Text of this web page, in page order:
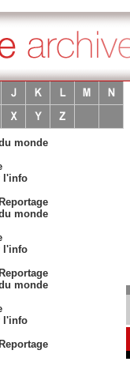
monde
l'info
monde
l'info
monde
l'info